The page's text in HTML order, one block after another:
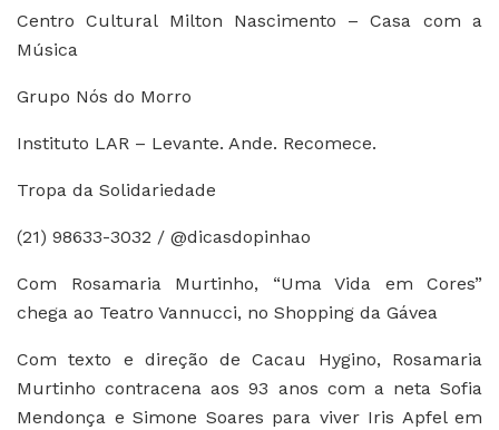
Centro Cultural Milton Nascimento – Casa com a
Música
Grupo Nós do Morro
Instituto LAR – Levante. Ande. Recomece.
Tropa da Solidariedade
(21) 98633-3032 / @dicasdopinhao
Com Rosamaria Murtinho, “Uma Vida em Cores”
chega ao Teatro Vannucci, no Shopping da Gávea
Com texto e direção de Cacau Hygino, Rosamaria
Murtinho contracena aos 93 anos com a neta Sofia
Mendonça e Simone Soares para viver Iris Apfel em